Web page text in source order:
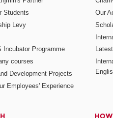
Students
Levy
Incubator Programme
courses
Development Projects
Employees' Experience
Our